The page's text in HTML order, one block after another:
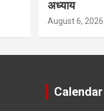
अध्याय
August 6, 2026
Calendar